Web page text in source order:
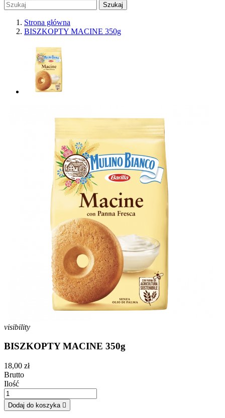
Szukaj
Strona główna
BISZKOPTY MACINE 350g
visibility
BISZKOPTY MACINE 350g
18,00 zł
Brutto
Ilość
Dodaj do koszyka 